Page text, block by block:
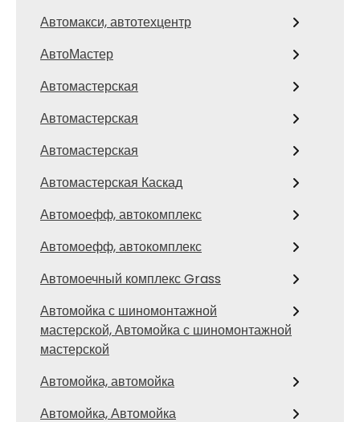
Автомакси, автотехцентр
АвтоМастер
Автомастерская
Автомастерская
Автомастерская
Автомастерская Каскад
Автомоефф, автокомплекс
Автомоефф, автокомплекс
Автомоечный комплекс Grass
Автомойка с шиномонтажной
мастерской, Автомойка с шиномонтажной
мастерской
Автомойка, автомойка
Автомойка, Автомойка